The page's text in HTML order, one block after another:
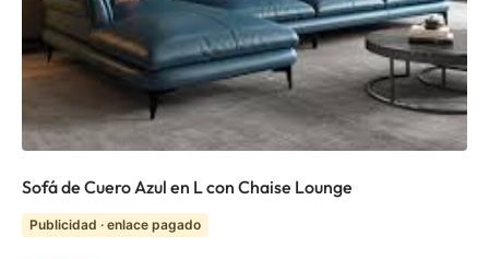
Sofá de Cuero Azul en L con Chaise Lounge
Publicidad · enlace pagado